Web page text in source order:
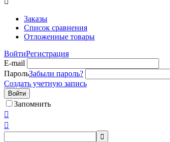
Заказы
Список сравнения
Отложенные товары
ВойтиРегистрация
E-mail
ПарольЗабыли пароль?
Создать учетную запись
Войти
Запомнить


